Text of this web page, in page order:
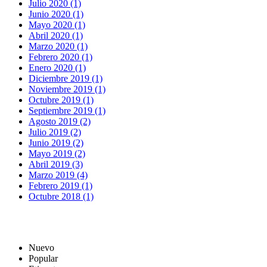
Julio 2020 (1)
Junio 2020 (1)
Mayo 2020 (1)
Abril 2020 (1)
Marzo 2020 (1)
Febrero 2020 (1)
Enero 2020 (1)
Diciembre 2019 (1)
Noviembre 2019 (1)
Octubre 2019 (1)
Septiembre 2019 (1)
Agosto 2019 (2)
Julio 2019 (2)
Junio 2019 (2)
Mayo 2019 (2)
Abril 2019 (3)
Marzo 2019 (4)
Febrero 2019 (1)
Octubre 2018 (1)
Nuevo
Popular